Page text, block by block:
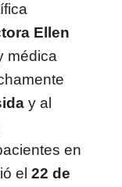
Ellen
médica
y al
en
el 22 de